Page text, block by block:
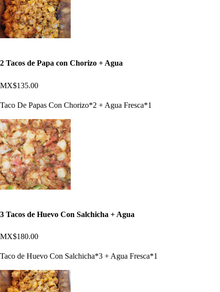
2 Tacos de Papa con Chorizo + Agua
MX$135.00
Taco De Papas Con Chorizo*2 + Agua Fresca*1
3 Tacos de Huevo Con Salchicha + Agua
MX$180.00
Taco de Huevo Con Salchicha*3 + Agua Fresca*1